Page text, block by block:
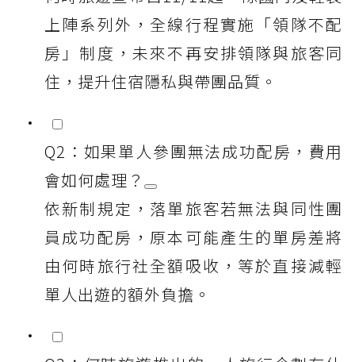
上陣系列外，全線行程實施「領隊不配
房」制度，未來不再安排領隊與旅客同
住，提升住宿隱私與帶團品質。
Q2：如果單人參團無法成功配房，費用
會如何處理？
依新制規定，落單旅客若無法與同性團
員成功配房，原本可能產生的單房差將
由何時旅行社全額吸收，等於直接減輕
單人出遊的額外負擔。